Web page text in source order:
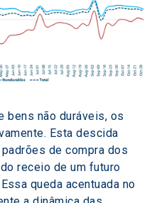
bens não duráveis, os
Esta descida
de compra dos
receio de um futuro
queda acentuada no